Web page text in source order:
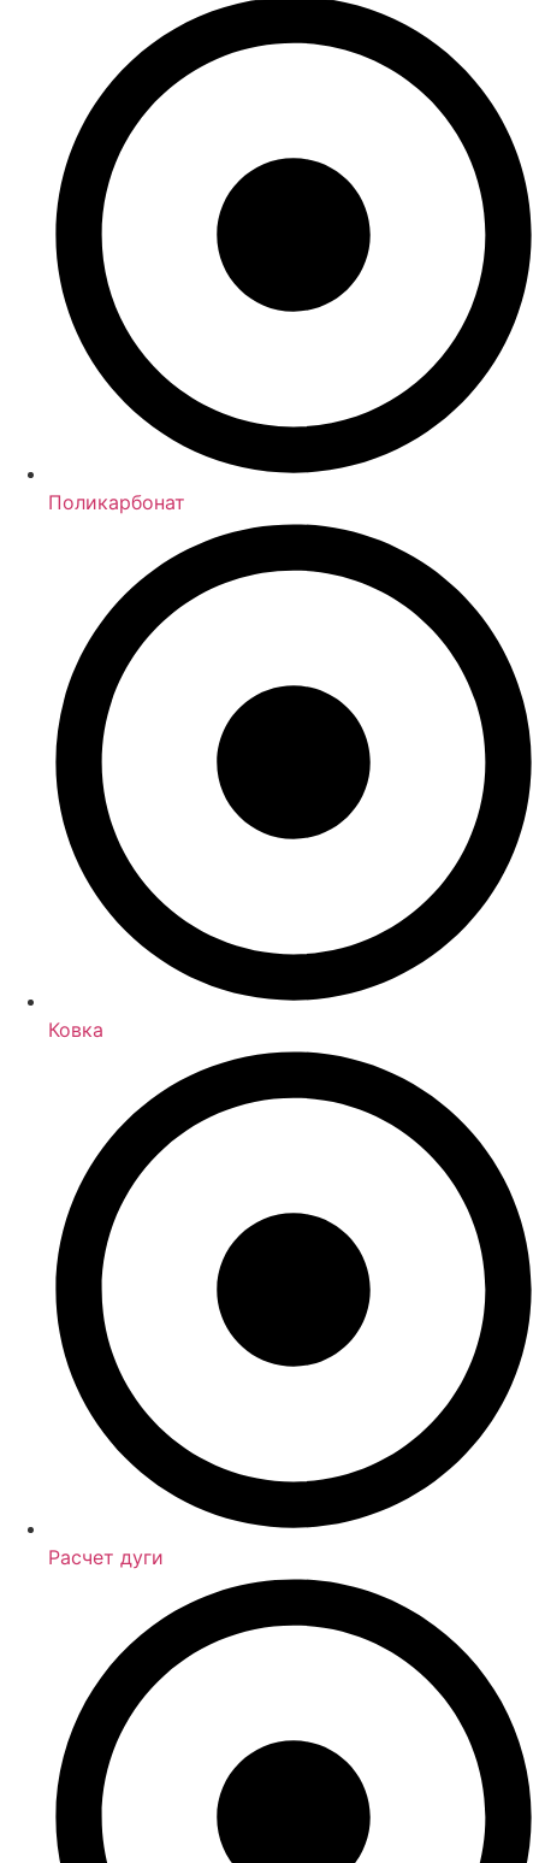
Поликарбонат
Ковка
Расчет дуги